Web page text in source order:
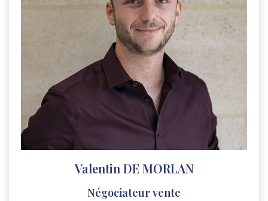
Valentin DE MORLAN
Négociateur vente